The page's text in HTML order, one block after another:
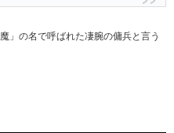
」の名で呼ばれた凄腕の傭兵と言う